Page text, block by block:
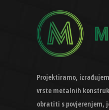
Projektiramo,
vrste metalnih
obratiti s povjerenjem,